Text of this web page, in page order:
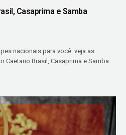
Casaprima e Samba
nacionais para você: veja as
Caetano Brasil, Casaprima e Samba